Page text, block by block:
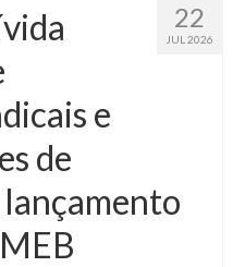
22
JUL 2026
e
de